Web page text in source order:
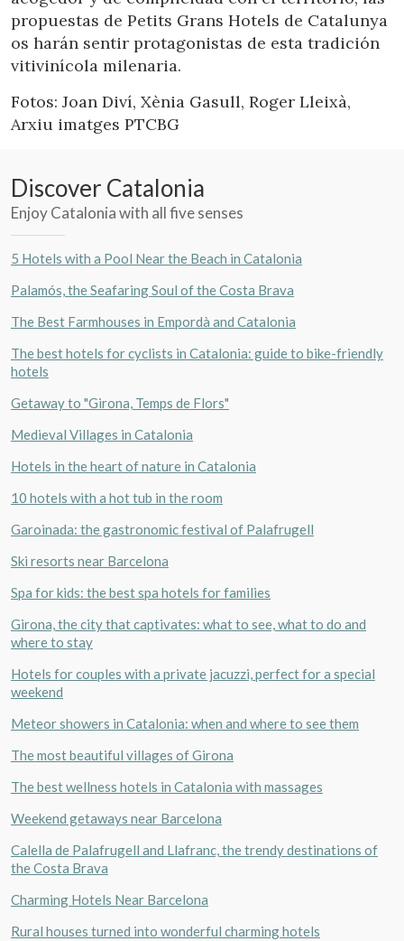
Check locator
propuestas de Petits Grans Hotels de Catalunya
os harán sentir protagonistas de esta tradición
vitivinícola milenaria.
Fotos: Joan Diví, Xènia Gasull, Roger Lleixà,
Arxiu imatges PTCBG
Discover Catalonia
Enjoy Catalonia with all five senses
5 Hotels with a Pool Near the Beach in Catalonia
Palamós, the Seafaring Soul of the Costa Brava
The Best Farmhouses in Empordà and Catalonia
The best hotels for cyclists in Catalonia: guide to bike-friendly
hotels
Getaway to "Girona, Temps de Flors"
Medieval Villages in Catalonia
Hotels in the heart of nature in Catalonia
10 hotels with a hot tub in the room
Garoinada: the gastronomic festival of Palafrugell
Ski resorts near Barcelona
Spa for kids: the best spa hotels for families
Girona, the city that captivates: what to see, what to do and
where to stay
Hotels for couples with a private jacuzzi, perfect for a special
weekend
Meteor showers in Catalonia: when and where to see them
The most beautiful villages of Girona
The best wellness hotels in Catalonia with massages
Weekend getaways near Barcelona
Calella de Palafrugell and Llafranc, the trendy destinations of
the Costa Brava
Charming Hotels Near Barcelona
Rural houses turned into wonderful charming hotels